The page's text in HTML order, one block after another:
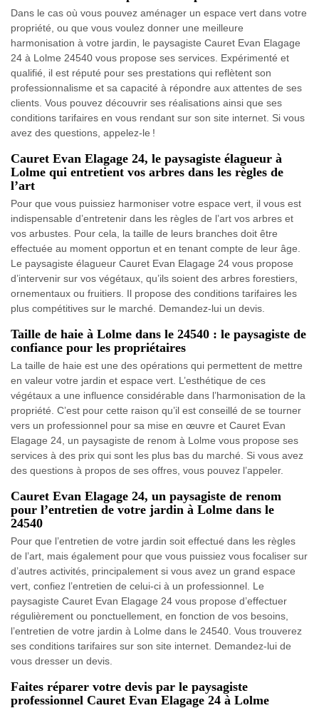
Dans le cas où vous pouvez aménager un espace vert dans votre
propriété, ou que vous voulez donner une meilleure
harmonisation à votre jardin, le paysagiste Cauret Evan Elagage
24 à Lolme 24540 vous propose ses services. Expérimenté et
qualifié, il est réputé pour ses prestations qui reflètent son
professionnalisme et sa capacité à répondre aux attentes de ses
clients. Vous pouvez découvrir ses réalisations ainsi que ses
conditions tarifaires en vous rendant sur son site internet. Si vous
avez des questions, appelez-le !
Cauret Evan Elagage 24, le paysagiste élagueur à
Lolme qui entretient vos arbres dans les règles de
l’art
Pour que vous puissiez harmoniser votre espace vert, il vous est
indispensable d’entretenir dans les règles de l’art vos arbres et
vos arbustes. Pour cela, la taille de leurs branches doit être
effectuée au moment opportun et en tenant compte de leur âge.
Le paysagiste élagueur Cauret Evan Elagage 24 vous propose
d’intervenir sur vos végétaux, qu’ils soient des arbres forestiers,
ornementaux ou fruitiers. Il propose des conditions tarifaires les
plus compétitives sur le marché. Demandez-lui un devis.
Taille de haie à Lolme dans le 24540 : le paysagiste de
confiance pour les propriétaires
La taille de haie est une des opérations qui permettent de mettre
en valeur votre jardin et espace vert. L’esthétique de ces
végétaux a une influence considérable dans l’harmonisation de la
propriété. C’est pour cette raison qu’il est conseillé de se tourner
vers un professionnel pour sa mise en œuvre et Cauret Evan
Elagage 24, un paysagiste de renom à Lolme vous propose ses
services à des prix qui sont les plus bas du marché. Si vous avez
des questions à propos de ses offres, vous pouvez l’appeler.
Cauret Evan Elagage 24, un paysagiste de renom
pour l’entretien de votre jardin à Lolme dans le
24540
Pour que l’entretien de votre jardin soit effectué dans les règles
de l’art, mais également pour que vous puissiez vous focaliser sur
d’autres activités, principalement si vous avez un grand espace
vert, confiez l’entretien de celui-ci à un professionnel. Le
paysagiste Cauret Evan Elagage 24 vous propose d’effectuer
régulièrement ou ponctuellement, en fonction de vos besoins,
l’entretien de votre jardin à Lolme dans le 24540. Vous trouverez
ses conditions tarifaires sur son site internet. Demandez-lui de
vous dresser un devis.
Faites réparer votre devis par le paysagiste
professionnel Cauret Evan Elagage 24 à Lolme